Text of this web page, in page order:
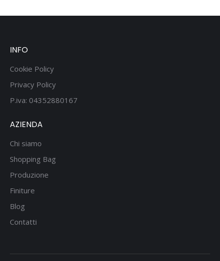
INFO
Cookie Policy
Privacy Policy
P.iva: 04352880167
AZIENDA
Chi siamo
Shopping Bag
Produzione
Finiture
Blog
Contatti